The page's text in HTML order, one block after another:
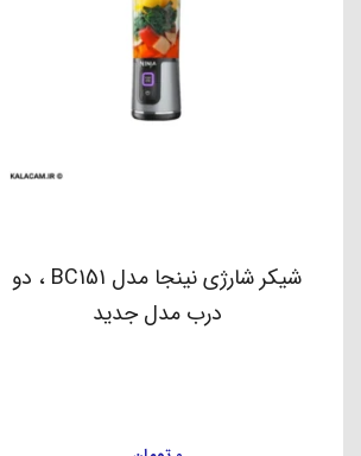
شیکر شارژی نینجا مدل BC151 ، دو
درب مدل جدید